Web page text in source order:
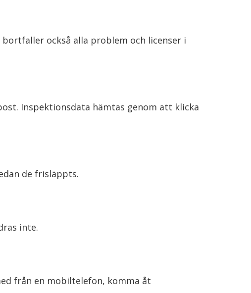
också alla problem och licenser i
Inspektionsdata hämtas genom att klicka
de frisläppts.
inte.
från en mobiltelefon, komma åt